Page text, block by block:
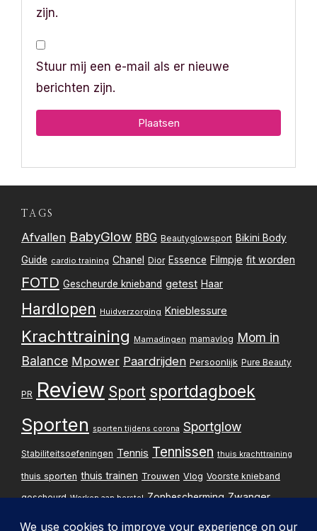
zijn.
Stuur mij een e-mail als er nieuwe
berichten zijn.
TAGS
Afvallen BabyGlow BBG Beautyglowsport Bikini Body
Guide cardio training Chanel Dior Essence Filmpje fit worden
FOTD Gescheurde knieband getest Haar
Hardlopen Huidverzorging Knieblessure
Krachttraining Mamadingen mamavlog Mom in
Balance Mpower Paardrijden Persoonlijk Pure Beauty
PR Review Sport sportdagboek
Sporten sporten tijdens corona Sportglow
Stabiliteitsoefeningen Tennis Tennissen thuis krachttraining
thuis sporten thuis trainen Trouwen Vlog Voorste knieband
gescheurd Werken aan herstel Zonbescherming Zwanger